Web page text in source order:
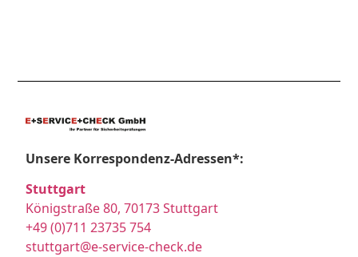
Unsere Korrespondenz-Adressen*:
Stuttgart
Königstraße 80, 70173 Stuttgart
+49 (0)711 23735 754
stuttgart@e-service-check.de